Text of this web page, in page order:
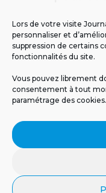
Lors de votre visite
personnaliser et
suppression de certains
fonctionnalités du site.
Vous pouvez librement
consentement à tout
paramétrage des cookies.
MENTIONS LÉGALES
NOS ÉMISSIONS
CONTACT